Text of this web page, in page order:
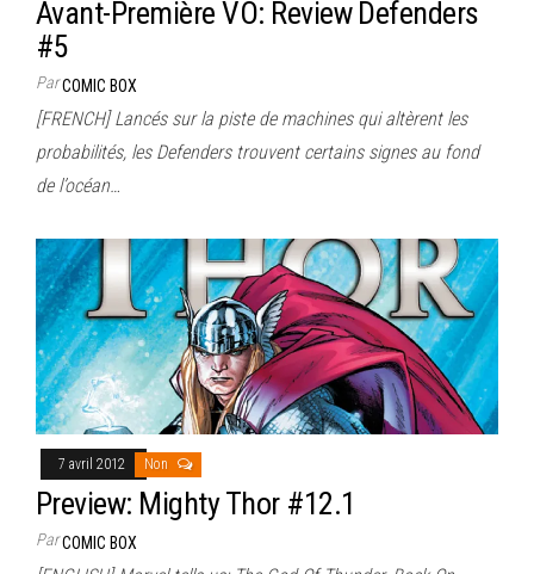
Avant-Première VO: Review Defenders
#5
ParCOMIC BOX
[FRENCH] Lancés sur la piste de machines qui altèrent les
probabilités, les Defenders trouvent certains signes au fond
de l’océan…
7 avril 2012 Non
Preview: Mighty Thor #12.1
ParCOMIC BOX